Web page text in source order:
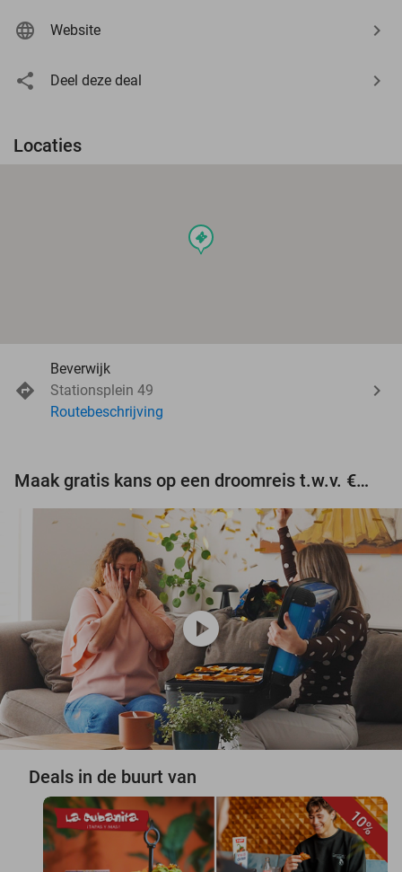
Website
Deel deze deal
Locaties
events
Beverwijk
Stationsplein 49
Routebeschrijving
Maak gratis kans op een droomreis t.w.v. €3.000!
play_circle
Deals in de buurt van
10%